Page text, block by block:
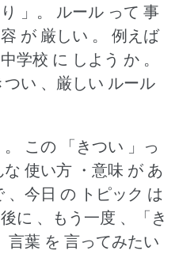
」。
ルール って 事
が 厳しい 。
例えば
学校 に しよう か 。
い 、厳しい ルール
この 「きつい 」っ
使い方 ・意味 が あ
、今日 の トピック は
に 、もう一度 、「き
言葉 を 言ってみたい